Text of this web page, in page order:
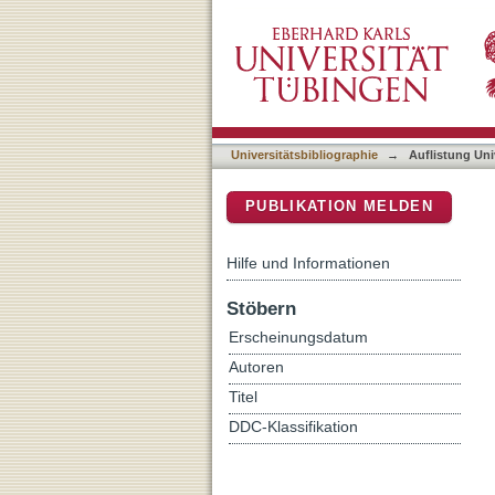
Universitätsbibliographie → Auflistung
PUBLIKATION MELDEN
Hilfe und Informationen
Stöbern
Erscheinungsdatum
Autoren
Titel
DDC-Klassifikation